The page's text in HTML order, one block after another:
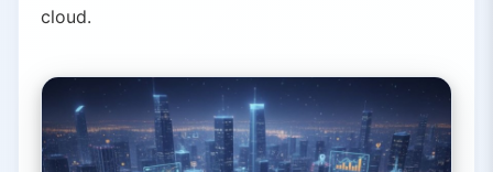
7. Conclusione
cloud.